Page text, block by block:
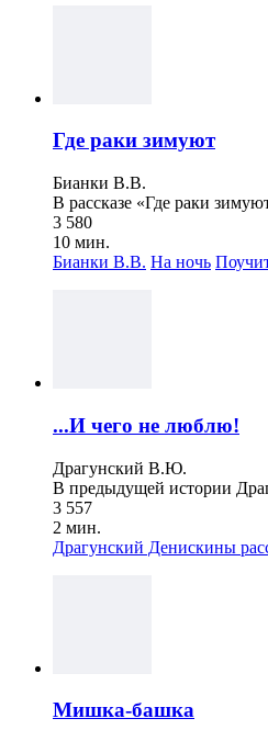
Где раки зимуют
Бианки В.В.
В рассказе «Где раки
3 580
10 мин.
Бианки В.В. На ночь
...И чего не люблю!
Драгунский В.Ю.
В предыдущей истории
3 557
2 мин.
Драгунский Денискины
Мишка-башка